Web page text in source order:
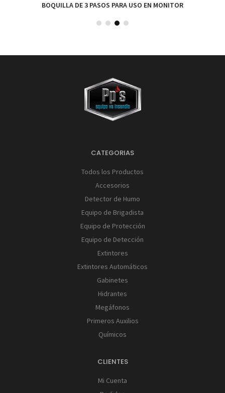
BOQUILLA DE 3 PASOS PARA USO EN MONITOR
CATEGORIAS
Todos los Productos
Accesorios
Detector de Humo
Equipo de Brigadista
Equipo de Protección
Equipo de Detección
Extintores
Extintores Automáticos
Gabinetes
Hidrantes
Megáfonos
Primeros Auxilios
Químicos
CLIENTES
Mi Cuenta